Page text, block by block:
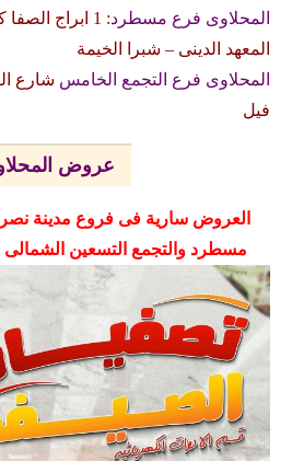
المحلاوى فرع مسطرد
: 1 ابراج
المعهد الدينى – شبرا الخيمة
المحلاوى فرع التجمع الخامس شارع
فيل
عروض
العروض سارية فى فروع مدينة نصر
مسطرد والتجمع التسعين